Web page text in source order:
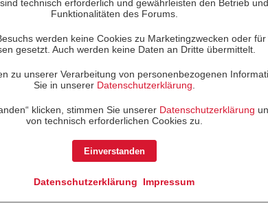
ich eher sagen dass Tiefgang nun nicht mehr vom
auch Moden anpassen.
gedacht.
Ultra oder WiiM Amp. Gruß Timo
technisch erforderlich und gewährleisten den Betrieb
Funktionalitäten des Forums.
werden keine Cookies zu Marketingzwecken oder
gesetzt. Auch werden keine Daten an Dritte übermittelt.
zu unserer Verarbeitung von personenbezogenen
Sie in unserer Datenschutzerklärung
klicken, stimmen Sie unserer Datenschutzerklärung
von technisch erforderlichen Cookies zu.
Datenschutzerklärung Impressum
Einverstanden